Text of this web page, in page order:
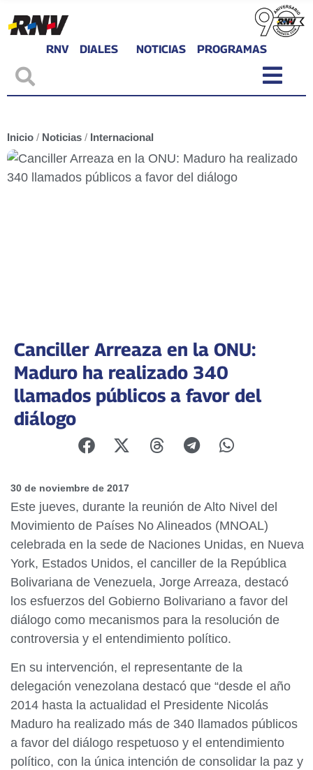
RNV DIALES NOTICIAS PROGRAMAS
Inicio / Noticias / Internacional
Canciller Arreaza en la ONU:
Maduro ha realizado 340
llamados públicos a favor del
diálogo
30 de noviembre de 2017
Este jueves, durante la reunión de Alto Nivel del
Movimiento de Países No Alineados (MNOAL)
celebrada en la sede de Naciones Unidas, en Nueva
York, Estados Unidos, el canciller de la República
Bolivariana de Venezuela, Jorge Arreaza, destacó
los esfuerzos del Gobierno Bolivariano a favor del
diálogo como mecanismos para la resolución de
controversia y el entendimiento político.
En su intervención, el representante de la
delegación venezolana destacó que “desde el año
2014 hasta la actualidad el Presidente Nicolás
Maduro ha realizado más de 340 llamados públicos
a favor del diálogo respetuoso y el entendimiento
político, con la única intención de consolidar la paz y